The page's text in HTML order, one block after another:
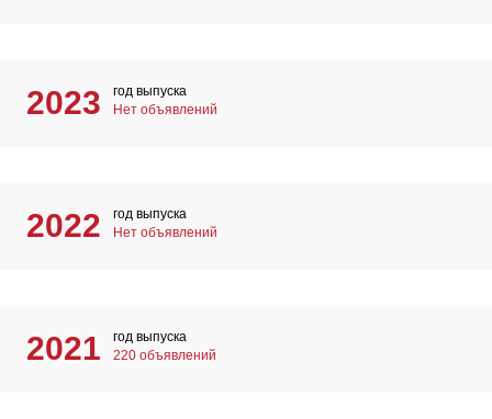
2023
год выпуска
Нет объявлений
2022
год выпуска
Нет объявлений
2021
год выпуска
220 объявлений